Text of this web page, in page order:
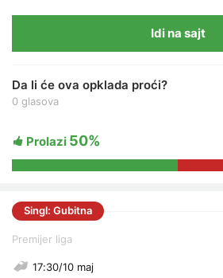
Idi na sajt
Da li će ova opklada proći?
0 glasova
Prolazi 50%
Singl: Gubitna
Premijer liga
17:30/10 maj